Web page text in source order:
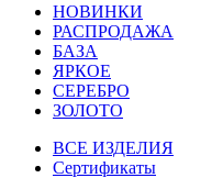
НОВИНКИ
РАСПРОДАЖА
БАЗА
ЯРКОЕ
СЕРЕБРО
ЗОЛОТО
ВСЕ ИЗДЕЛИЯ
Сертификаты